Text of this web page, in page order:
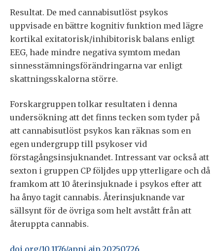
Resultat. De med cannabisutlöst psykos
uppvisade en bättre kognitiv funktion med lägre
kortikal exitatorisk/inhibitorisk balans enligt
EEG, hade mindre negativa symtom medan
sinnesstämningsförändringarna var enligt
skattningsskalorna större.
Forskargruppen tolkar resultaten i denna
undersökning att det finns tecken som tyder på
att cannabisutlöst psykos kan räknas som en
egen undergrupp till psykoser vid
förstagångsinsjuknandet. Intressant var också att
sexton i gruppen CP följdes upp ytterligare och då
framkom att 10 återinsjuknade i psykos efter att
ha ånyo tagit cannabis. Återinsjuknande var
sällsynt för de övriga som helt avstått från att
återuppta cannabis.